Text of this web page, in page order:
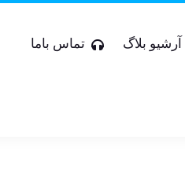
آرشیو بلاگ تماس باما